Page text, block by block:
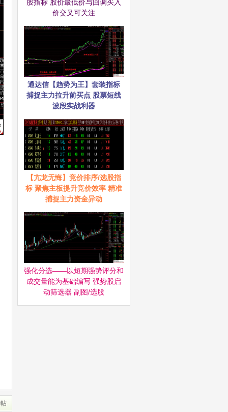
股指标 股价最低价与回调买入
价交叉可关注
通达信【趋势为王】套装指标
捕捉主力拉升前买点 股票短线
波段实战利器
【亢龙无悔】竞价排序/选股指
标 聚焦主板提升竞价效率 精准
捕捉主力资金异动
强化分选——以短期强势评分和
成交量能为基础编写 强势股启
动筛选器‌ 副图/选股